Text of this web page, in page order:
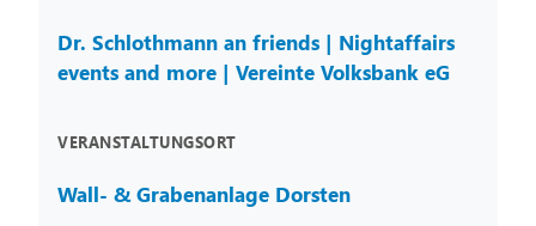
Dr. Schlothmann an friends | Nightaffairs
events and more | Vereinte Volksbank eG
VERANSTALTUNGSORT
Wall- & Grabenanlage Dorsten